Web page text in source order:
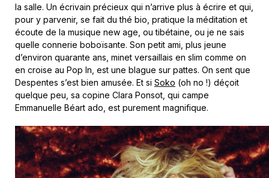
la salle. Un écrivain précieux qui n’arrive plus à écrire et qui,
pour y parvenir, se fait du thé bio, pratique la méditation et
écoute de la musique new age, ou tibétaine, ou je ne sais
quelle connerie boboïsante. Son petit ami, plus jeune
d’environ quarante ans, minet versaillais en slim comme on
en croise au Pop In, est une blague sur pattes. On sent que
Despentes s’est bien amusée. Et si Soko (oh no !) déçoit
quelque peu, sa copine Clara Ponsot, qui campe
Emmanuelle Béart ado, est purement magnifique.